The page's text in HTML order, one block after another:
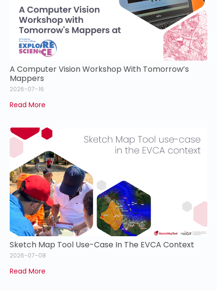
A Computer Vision Workshop With Tomorrow’s
Mappers
2026-07-16
Read More
Sketch Map Tool Use-Case In The EVCA Context
2026-07-08
Read More